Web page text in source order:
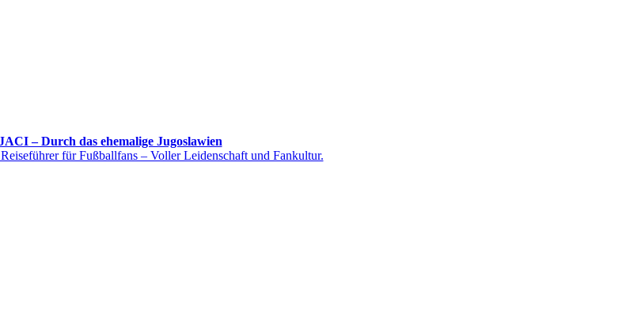
– Durch das ehemalige Jugoslawien
für Fußballfans – Voller Leidenschaft und Fankultur.